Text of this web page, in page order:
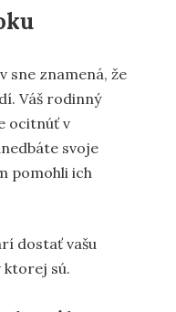
sne znamená, že
Váš rodinný
ocitnúť v
svoje
pomohli ich
dostať vašu
ktorej sú.